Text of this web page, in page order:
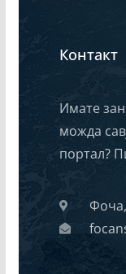
Контакт
Имате
можда
портал?